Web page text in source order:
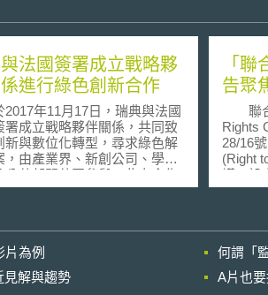
法國簽署成立戰略夥
進行綠色創新合作
年11月17日，瑞典與法國
署成立戰略夥伴關係，共同致
新與數位化轉型，尋求綠色解
，由產業界、新創公司、學術
公共部門共同參與，此次合作
軸分別為數位化轉型以及因應
所產生的溫室氣體為目標，瑞
相較於2010年，至2030年時至
國內運輸排放量百分之七十(不
「
告聚
聯合
Rights
28/16
(Right
議，設
on the
年度隱
日提出
片為例
何謂「
見解與趨勢
A片也